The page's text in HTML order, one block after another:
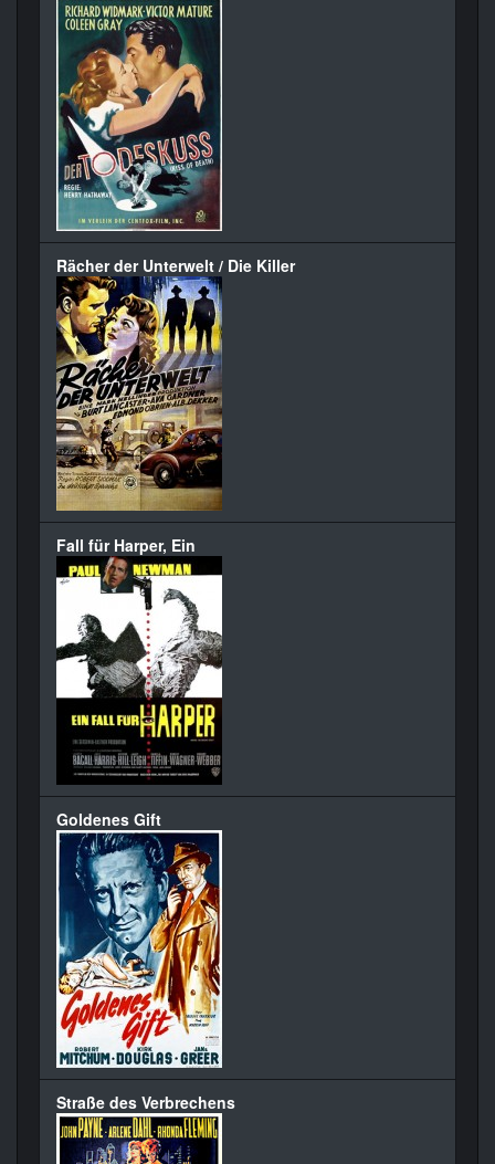
Rächer der Unterwelt / Die Killer
Fall für Harper, Ein
Goldenes Gift
Straße des Verbrechens